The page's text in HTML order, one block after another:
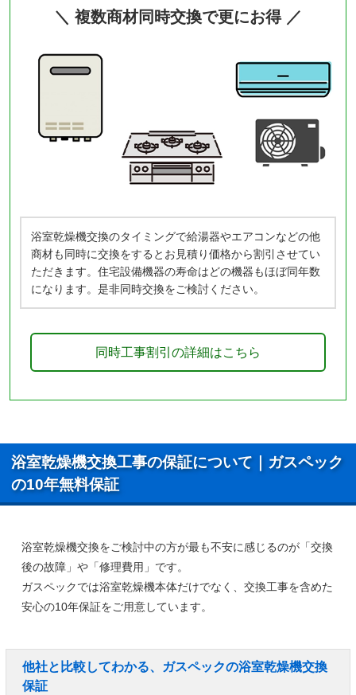
＼ 複数商材同時交換で更にお得 ／
浴室乾燥機交換のタイミングで給湯器やエアコンなどの他
商材も同時に交換をするとお見積り価格から割引させてい
ただきます。住宅設備機器の寿命はどの機器もほぼ同年数
になります。是非同時交換をご検討ください。
同時工事割引の詳細はこちら
浴室乾燥機交換工事の保証について｜ガスペック
の10年無料保証
浴室乾燥機交換をご検討中の方が最も不安に感じるのが「交換
後の故障」や「修理費用」です。
ガスペックでは浴室乾燥機本体だけでなく、交換工事を含めた
安心の10年保証をご用意しています。
他社と比較してわかる、ガスペックの浴室乾燥機交換
保証